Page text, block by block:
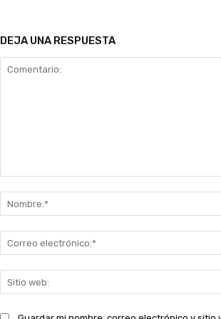
DEJA UNA RESPUESTA